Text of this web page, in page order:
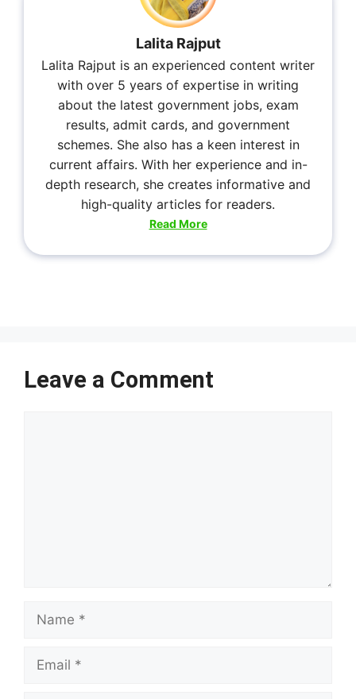
Lalita Rajput
Lalita Rajput is an experienced content writer
with over 5 years of expertise in writing
about the latest government jobs, exam
results, admit cards, and government
schemes. She also has a keen interest in
current affairs. With her experience and in-
depth research, she creates informative and
high-quality articles for readers.
Read More
Leave a Comment